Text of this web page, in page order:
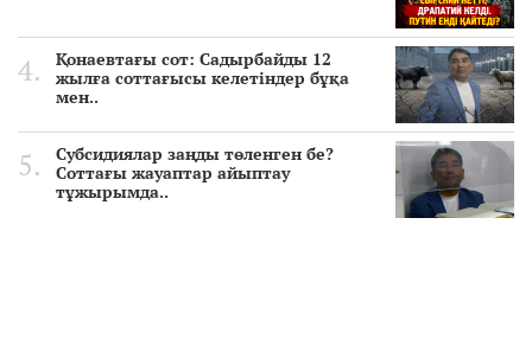
Қонаевтағы сот: Садырбайды 12
жылға соттағысы келетіндер бұқа
мен..
Субсидиялар заңды төленген бе?
Соттағы жауаптар айыптау
тұжырымда..